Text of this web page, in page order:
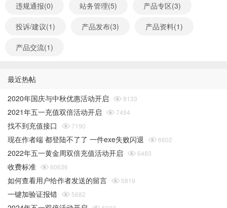
违规通报(0) 站务管理(5) 产品专区(3)
投诉/建议(1) 产品发布(3) 产品资料(1)
产品交流(1)
最近热帖
2020年国庆与中秋优惠活动开启
8133
2021年五一充值双倍活动开启  7494
找不到充值接口  7190
现在作者端 都登陆不了了 一件exe失败闪退  6602
2022年五一黄金周双倍充值活动开启  6483
收费标准  60636
如何查看用户给作者发送的留言  5819
一键加验证报错  5682